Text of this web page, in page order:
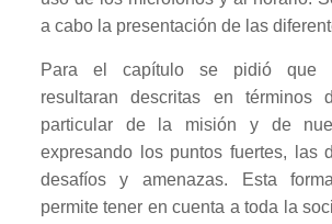
a cabo la presentación de las
Para el capítulo se pidió que
resultaran descritas en términos
particular de la misión y de
expresando los puntos fuertes, las
desafíos y amenazas. Esta
permite tener en cuenta a toda la